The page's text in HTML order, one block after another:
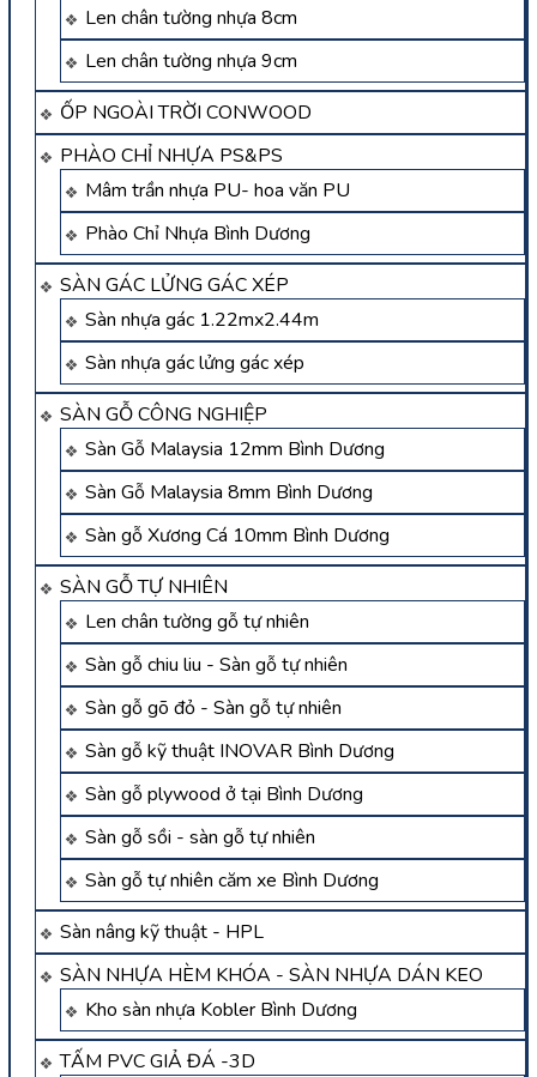
Len chân tường nhựa 8cm
Len chân tường nhựa 9cm
ỐP NGOÀI TRỜI CONWOOD
PHÀO CHỈ NHỰA PS&PS
Mâm trần nhựa PU- hoa văn PU
Phào Chỉ Nhựa Bình Dương
SÀN GÁC LỬNG GÁC XÉP
Sàn nhựa gác 1.22mx2.44m
Sàn nhựa gác lửng gác xép
SÀN GỖ CÔNG NGHIỆP
Sàn Gỗ Malaysia 12mm Bình Dương
Sàn Gỗ Malaysia 8mm Bình Dương
Sàn gỗ Xương Cá 10mm Bình Dương
SÀN GỖ TỰ NHIÊN
Len chân tường gỗ tự nhiên
Sàn gỗ chiu liu - Sàn gỗ tự nhiên
Sàn gỗ gõ đỏ - Sàn gỗ tự nhiên
Sàn gỗ kỹ thuật INOVAR Bình Dương
Sàn gỗ plywood ở tại Bình Dương
Sàn gỗ sồi - sàn gỗ tự nhiên
Sàn gỗ tự nhiên căm xe Bình Dương
Sàn nâng kỹ thuật - HPL
SÀN NHỰA HÈM KHÓA - SÀN NHỰA DÁN KEO
Kho sàn nhựa Kobler Bình Dương
TẤM PVC GIẢ ĐÁ -3D